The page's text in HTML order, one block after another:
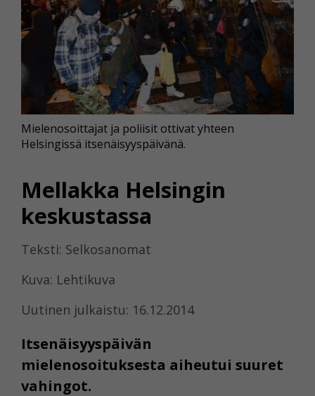
Mellakka Helsingin
keskustassa
Teksti: Selkosanomat
Kuva: Lehtikuva
Uutinen julkaistu: 16.12.2014
Itsenäisyyspäivän
mielenosoituksesta aiheutui suuret
vahingot.
Mielenosoittajat ja poliisit ottivat yhteen
Helsingissä itsenäisyyspäivänä.